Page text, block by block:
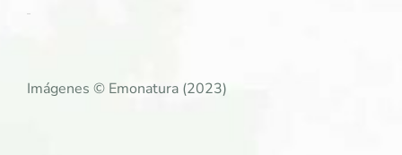
Imágenes © Emonatura (2023)